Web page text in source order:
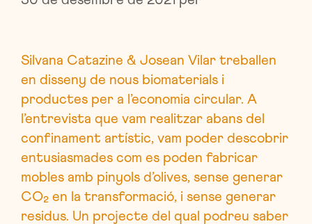
Silvana Catazine & Josean Vilar treballen
en disseny de nous biomaterials i
productes per a l’economia circular. A
l’entrevista que vam realitzar abans del
confinament artístic, vam poder descobrir
entusiasmades com es poden fabricar
mobles amb pinyols d’olives, sense generar
CO₂ en la transformació, i sense generar
residus. Un projecte del qual podreu saber